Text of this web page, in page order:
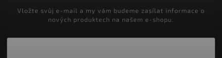
Vložte svůj e-mail a my vám budeme zasílat informace o
nových produktech na našem e-shopu.